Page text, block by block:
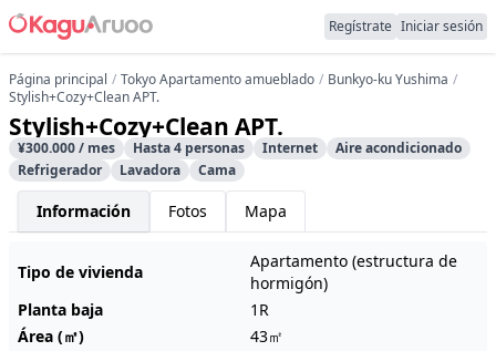
Regístrate Iniciar sesión
Página principal Tokyo Apartamento amueblado
Bunkyo-ku Yushima
Stylish+Cozy+Clean APT.
Stylish+Cozy+Clean APT.
¥300.000 / mes Hasta 4 personas Internet
Aire acondicionado
Refrigerador
Lavadora Cama
Información Fotos Mapa
Tipo de vivienda
Apartamento (estructura de
hormigón)
Planta baja
1R
Área (㎡)
43㎡